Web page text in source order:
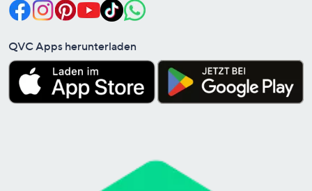
QVC Apps herunterladen